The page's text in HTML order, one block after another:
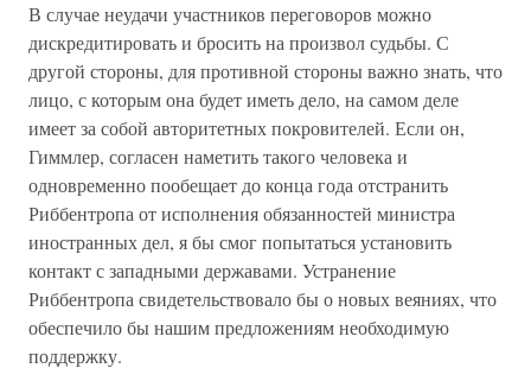
В случае неудачи участников переговоров можно
дискредитировать и бросить на произвол судьбы. С
другой стороны, для противной стороны важно знать, что
лицо, с которым она будет иметь дело, на самом деле
имеет за собой авторитетных покровителей. Если он,
Гиммлер, согласен наметить такого человека и
одновременно пообещает до конца года отстранить
Риббентропа от исполнения обязанностей министра
иностранных дел, я бы смог попытаться установить
контакт с западными державами. Устранение
Риббентропа свидетельствовало бы о новых веяниях, что
обеспечило бы нашим предложениям необходимую
поддержку.